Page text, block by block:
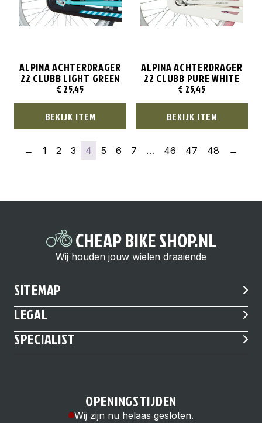
ALPINA ACHTERDRAGER
22 CLUBB LIGHT GREEN
€ 25,45
BEKIJK ITEM
ALPINA ACHTERDRAGER
22 CLUBB PURE WHITE
€ 25,45
BEKIJK ITEM
← 1 2 3 4 5 6 7 … 46 47 48 →
CHEAP BIKE SHOP.NL
Wij houden jouw wielen draaiende
SITEMAP
LEGAL
SPECIALIST
OPENINGSTIJDEN
Wij zijn nu helaas gesloten.